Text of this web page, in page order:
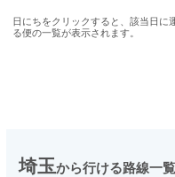
日にちをクリックすると、該当日に
る便の一覧が表示されます。
埼玉から行ける路線一覧